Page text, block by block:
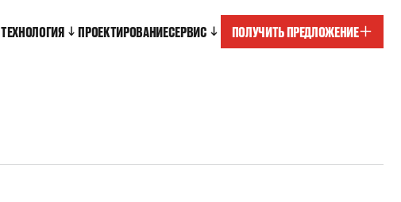
ТЕХНОЛОГИЯ ПРОЕКТИРОВАНИЕСЕРВИС ПОЛУЧИТЬ ПРЕДЛОЖЕНИЕ